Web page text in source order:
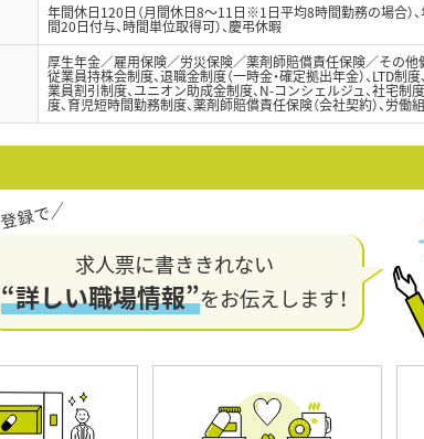
年間休日120日（月間休日8～11日※1日平均8時間勤務の場合）
間20日付与、時間単位取得可）、慶弔休暇
厚生年金／雇用保険／労災保険／薬剤師賠償責任保険／その他
従業員持株会制度、退職金制度（一時金・確定拠出年金）、LTD制
業員割引制度、ユニオン助成金制度、N-コンシェルジュ、社宅制
度、育児短時間勤務制度、薬剤師賠償責任保険（会社契約）、労働
求人票に書ききれない
“詳しい職場情報”をお伝えします！